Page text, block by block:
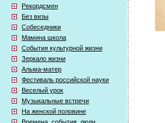
Рекордсмен
Без визы
Собеседники
Мамина школа
События культурной жизни
Зеркало жизни
Альма-матер
Фестиваль российской науки
Веселый урок
Музыкальные встречи
На женской половине